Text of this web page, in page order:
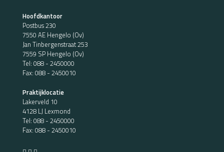
Hoofdkantoor
Postbus 230
7550 AE Hengelo (Ov)
Jan Tinbergenstraat 253
7559 SP Hengelo (Ov)
Tel: 088 - 2450000
Fax: 088 - 2450010
Praktijklocatie
Lakerveld 10
4128 LJ Lexmond
Tel: 088 - 2450000
Fax: 088 - 2450010